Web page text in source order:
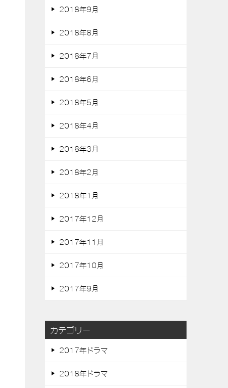
2018年9月
2018年8月
2018年7月
2018年6月
2018年5月
2018年4月
2018年3月
2018年2月
2018年1月
2017年12月
2017年11月
2017年10月
2017年9月
カテゴリー
2017年ドラマ
2018年ドラマ